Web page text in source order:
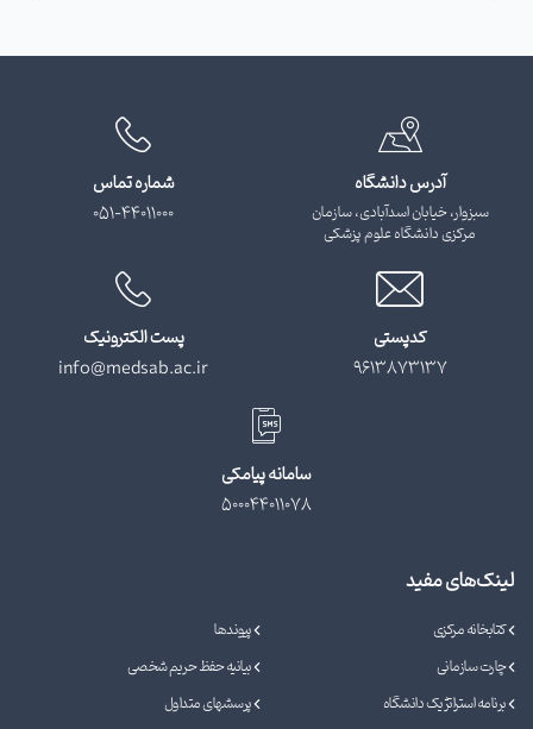
آدرس دانشگاه
سبزوار، خیابان اسدآبادی، سازمان
مرکزی دانشگاه علوم پزشکی
شماره تماس
051-44011000
کدپستی
9613873137
پست الکترونیک
info@medsab.ac.ir
سامانه پیامکی
500044011078
لینک‌های مفید
کتابخانه مرکزی
پیوندها
چارت سازمانی
بیانیه حفظ حریم شخصی
برنامه استراتژیک دانشگاه
پرسشهای متداول